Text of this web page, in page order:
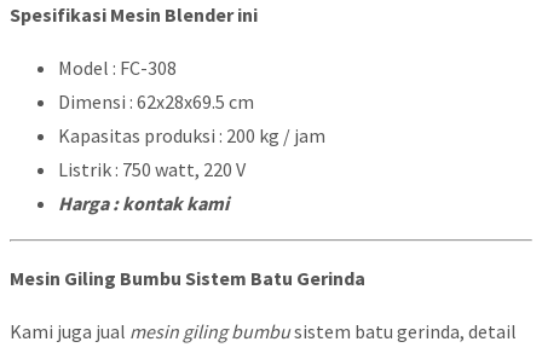
Spesifikasi Mesin Blender ini
Model : FC-308
Dimensi : 62x28x69.5 cm
Kapasitas produksi : 200 kg / jam
Listrik : 750 watt, 220 V
Harga : kontak kami
Mesin Giling Bumbu Sistem Batu Gerinda
Kami juga jual mesin giling bumbusistem batu gerinda, detail